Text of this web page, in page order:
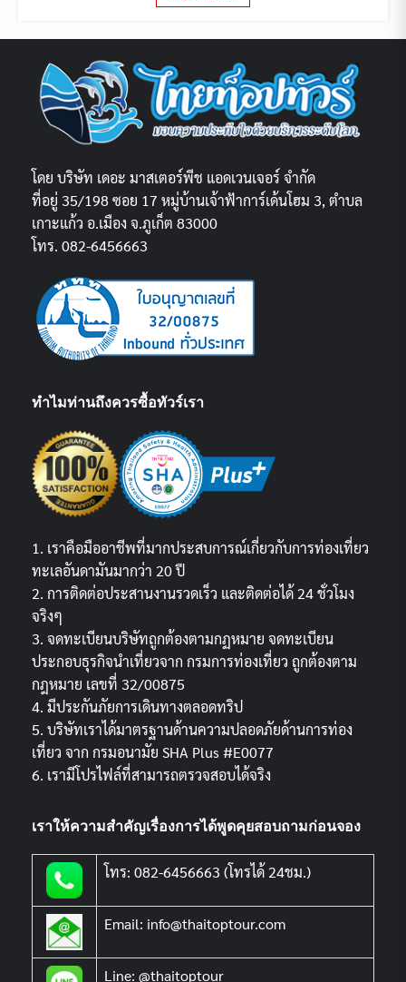
โดย บริษัท เดอะ มาสเตอร์พีช แอดเวนเจอร์ จำกัด
ที่อยู่ 35/198 ซอย 17 หมู่บ้านเจ้าฟ้าการ์เด้นโฮม 3, ตำบล
เกาะแก้ว อ.เมือง จ.ภูเก็ต 83000
โทร. 082-6456663
ทำไมท่านถึงควรซื้อทัวร์เรา
1. เราคือมืออาชีพที่มากประสบการณ์เกี่ยวกับการท่องเที่ยว
ทะเลอันดามันมากว่า 20 ปี
2. การติดต่อประสานงานรวดเร็ว และติดต่อได้ 24 ชั่วโมง
จริงๆ
3. จดทะเบียนบริษัทถูกต้องตามกฏหมาย จดทะเบียน
ประกอบธุรกิจนำเที่ยวจาก กรมการท่องเที่ยว ถูกต้องตาม
กฎหมาย เลขที่ 32/00875
4. มีประกันภัยการเดินทางตลอดทริป
5. บริษัทเราได้มาตรฐานด้านความปลอดภัยด้านการท่อง
เที่ยว จาก กรมอนามัย SHA Plus #E0077
6. เรามีโปรไฟล์ที่สามารถตรวจสอบได้จริง
เราให้ความสำคัญเรื่องการได้พูดคุยสอบถามก่อนจอง
โทร: 082-6456663 (โทรได้ 24ชม.)
Email: info@thaitoptour.com
Line: @thaitoptour